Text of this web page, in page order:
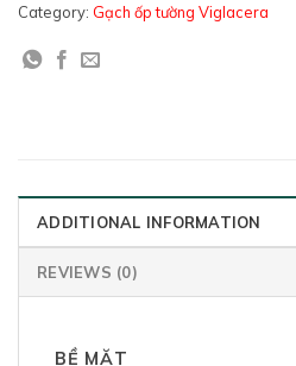
Category: Gạch ốp tường Viglacera
ADDITIONAL INFORMATION
REVIEWS (0)
BỀ MẶT